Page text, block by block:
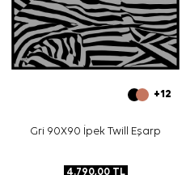
+12
Gri 90X90 İpek Twill Eşarp
4.790,00TL